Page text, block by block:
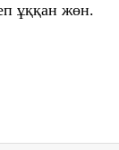
ұққан жөн.